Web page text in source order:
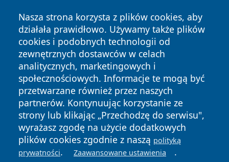
Nasza strona korzysta z plików cookies, aby
działała prawidłowo. Używamy także plików
cookies i podobnych technologii od
zewnętrznych dostawców w celach
analitycznych, marketingowych i
społecznościowych. Informacje te mogą być
przetwarzane również przez naszych
partnerów. Kontynuując korzystanie ze
strony lub klikając „Przechodzę do serwisu",
wyrażasz zgodę na użycie dodatkowych
plików cookies zgodnie z naszą polityką
prywatności. Zaawansowane ustawienia .
Copyright © 2026 zywieconline.pl Wszystkie prawa
zastrzeżone.
News Autorzy
Polityka
Prywatności
Polityka
Cookies